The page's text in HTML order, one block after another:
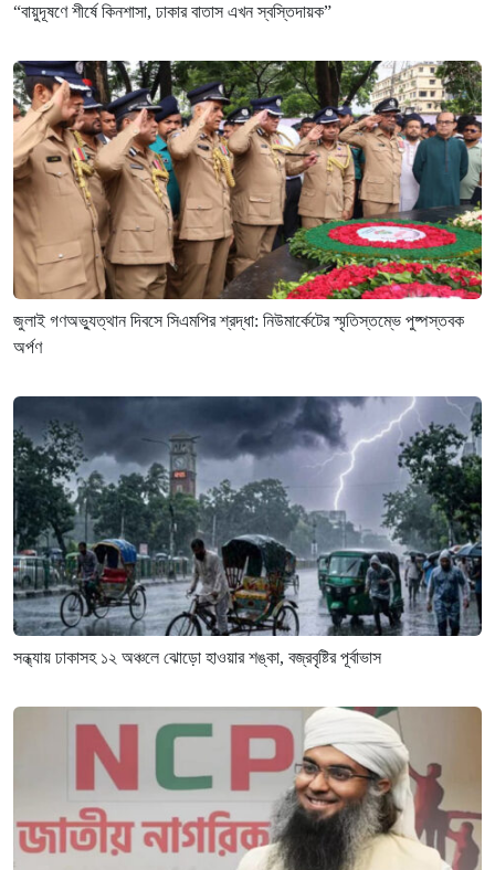
“বায়ুদূষণে শীর্ষে কিনশাসা, ঢাকার বাতাস এখন স্বস্তিদায়ক”
জুলাই গণঅভ্যুত্থান দিবসে সিএমপির শ্রদ্ধা: নিউমার্কেটের স্মৃতিস্তম্ভে পুষ্পস্তবক
অর্পণ
সন্ধ্যায় ঢাকাসহ ১২ অঞ্চলে ঝোড়ো হাওয়ার শঙ্কা, বজ্রবৃষ্টির পূর্বাভাস